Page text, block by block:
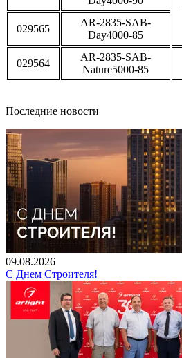
029565
AR-2835-SAB-
Day4000-85
029564
AR-2835-SAB-
Nature5000-85
Последние новости
09.08.2026
С Днем Строителя!